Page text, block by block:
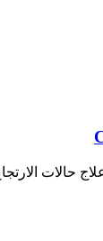
حالات